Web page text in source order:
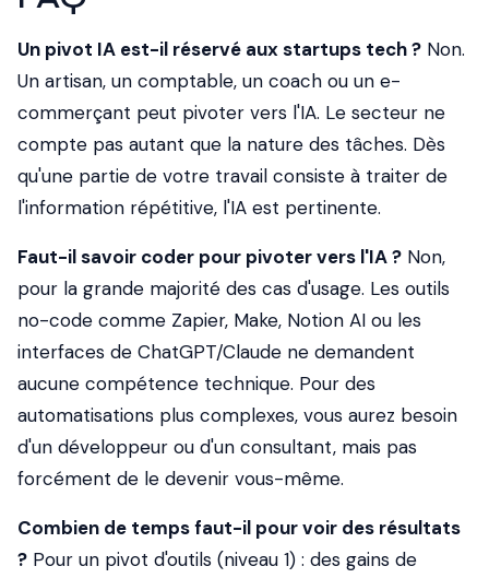
Un pivot IA est-il réservé aux startups tech ? Non.
Un artisan, un comptable, un coach ou un e-
commerçant peut pivoter vers l'IA. Le secteur ne
compte pas autant que la nature des tâches. Dès
qu'une partie de votre travail consiste à traiter de
l'information répétitive, l'IA est pertinente.
Faut-il savoir coder pour pivoter vers l'IA ? Non,
pour la grande majorité des cas d'usage. Les outils
no-code comme Zapier, Make, Notion AI ou les
interfaces de ChatGPT/Claude ne demandent
aucune compétence technique. Pour des
automatisations plus complexes, vous aurez besoin
d'un développeur ou d'un consultant, mais pas
forcément de le devenir vous-même.
Combien de temps faut-il pour voir des résultats
? Pour un pivot d'outils (niveau 1) : des gains de